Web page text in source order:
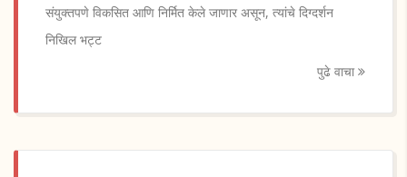
संयुक्तपणे विकसित आणि निर्मित केले जाणार असून, त्यांचे दिग्दर्शन
निखिल भट्ट
पुढे वाचा